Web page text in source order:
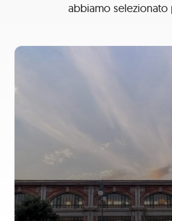
abbiamo selezionato